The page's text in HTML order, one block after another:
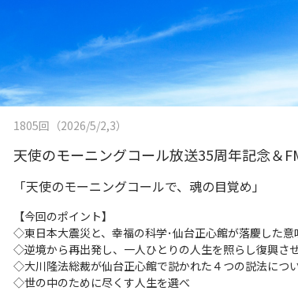
1805回（2026/5/2,3）
天使のモーニングコール放送35周年記念＆
「天使のモーニングコールで、魂の目覚め」
【今回のポイント】
◇東日本大震災と、幸福の科学･仙台正心館が落慶した意
◇逆境から再出発し、一人ひとりの人生を照らし復興さ
◇大川隆法総裁が仙台正心館で説かれた４つの説法につ
◇世の中のために尽くす人生を選べ